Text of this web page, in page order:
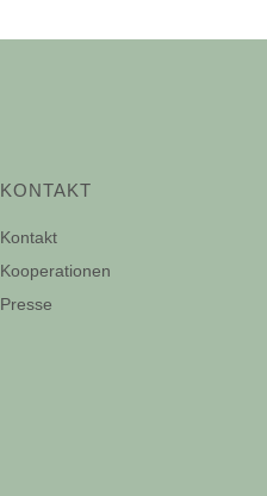
KONTAKT
Kontakt
Kooperationen
Presse